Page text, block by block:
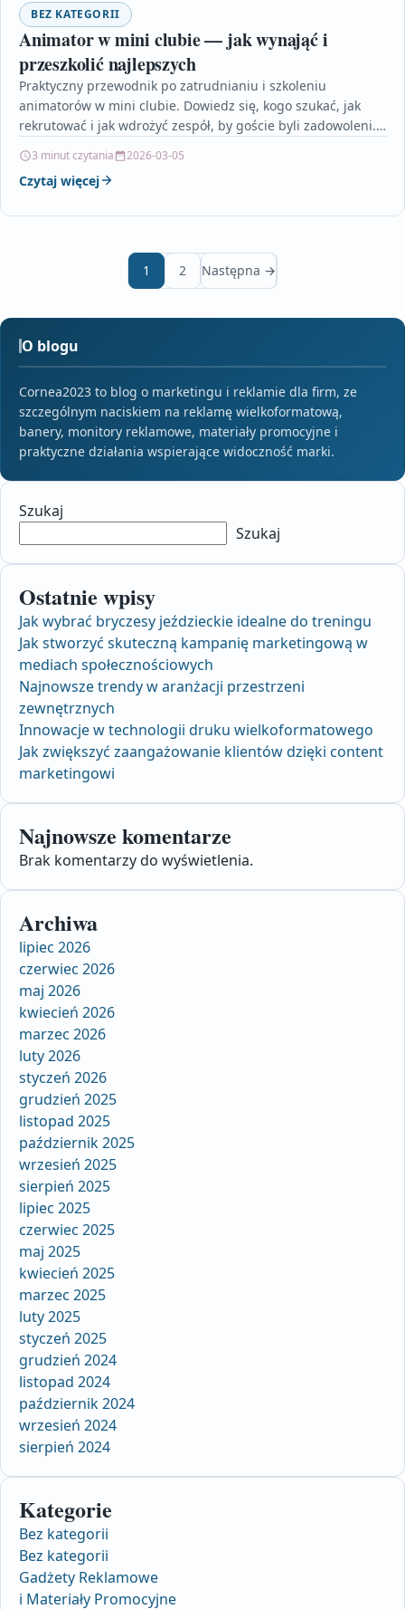
BEZ KATEGORII
Animator w mini clubie — jak wynająć i
przeszkolić najlepszych
Praktyczny przewodnik po zatrudnianiu i szkoleniu
animatorów w mini clubie. Dowiedz się, kogo szukać, jak
rekrutować i jak wdrożyć zespół, by goście byli zadowoleni.…
3 minut czytania 2026-03-05
Czytaj więcej
1 2 Następna →
O blogu
Cornea2023 to blog o marketingu i reklamie dla firm, ze
szczególnym naciskiem na reklamę wielkoformatową,
banery, monitory reklamowe, materiały promocyjne i
praktyczne działania wspierające widoczność marki.
Szukaj
Szukaj
Ostatnie wpisy
Jak wybrać bryczesy jeździeckie idealne do treningu
Jak stworzyć skuteczną kampanię marketingową w
mediach społecznościowych
Najnowsze trendy w aranżacji przestrzeni
zewnętrznych
Innowacje w technologii druku wielkoformatowego
Jak zwiększyć zaangażowanie klientów dzięki content
marketingowi
Najnowsze komentarze
Brak komentarzy do wyświetlenia.
Archiwa
lipiec 2026
czerwiec 2026
maj 2026
kwiecień 2026
marzec 2026
luty 2026
styczeń 2026
grudzień 2025
listopad 2025
październik 2025
wrzesień 2025
sierpień 2025
lipiec 2025
czerwiec 2025
maj 2025
kwiecień 2025
marzec 2025
luty 2025
styczeń 2025
grudzień 2024
listopad 2024
październik 2024
wrzesień 2024
sierpień 2024
Kategorie
Bez kategorii
Bez kategorii
Gadżety Reklamowe
i Materiały Promocyjne